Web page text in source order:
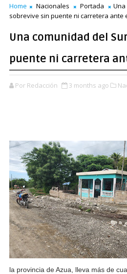
ganador de RD$37 millones con el
Home Nacionales Portada
sobrevive sin puente ni carretera ante
Una comunidad del
puente ni carretera
Por Redacción 3 months ago
la provincia de Azua, lleva más de